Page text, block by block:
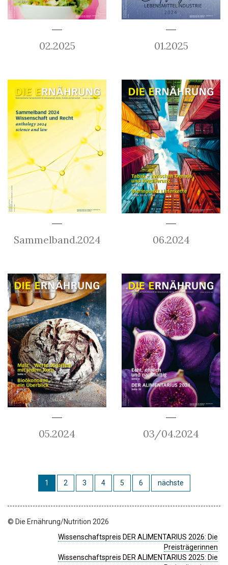
02.2025 01.2025
Sammelband.2024 06.2024
05.2024 03/04.2024
1 2 3 4 5 6 nächste
© Die Ernährung/Nutrition 2026
Wissenschaftspreis DER ALIMENTARIUS 2026: Die
Preisträgerinnen
Wissenschaftspreis DER ALIMENTARIUS 2025: Die